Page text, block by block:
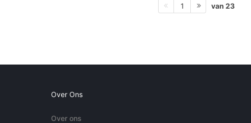
1 van 23
Over Ons
Over ons